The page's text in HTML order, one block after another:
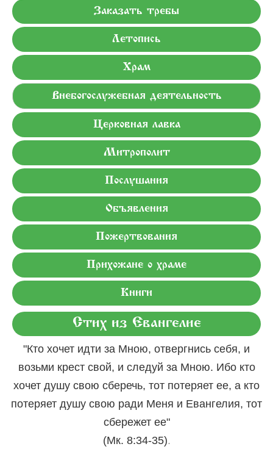
Заказать требы
Летопись
Храм
Внебогослужебная деятельность
Церковная лавка
Митрополит
Послушания
Объявления
Пожертвования
Прихожане о храме
Книги
Стих из Евангелие
"Кто хочет идти за Мною, отвергнись себя, и
возьми крест свой, и следуй за Мною. Ибо кто
хочет душу свою сберечь, тот потеряет ее, а кто
потеряет душу свою ради Меня и Евангелия, тот
сбережет ее"
(Мк. 8:34-35).